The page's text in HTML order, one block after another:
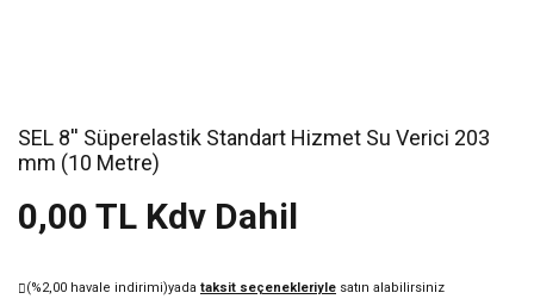
SEL 8'' Süperelastik Standart Hizmet Su Verici 203
mm (10 Metre)
0,00 TL Kdv Dahil
(%2,00 havale indirimi)yada taksit seçenekleriyle satın alabilirsiniz